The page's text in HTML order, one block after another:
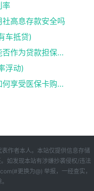
率
高息存款安全吗
车抵贷)
贷款担保人能否是亲属？亲人能否作为贷款担保人？
浮动)
医保卡购买药品是否有优惠？如何享受医保卡购药优惠？
作者本人。本站仅提供信息存储
如发现本站有涉嫌抄袭侵权/违法
更换为@) 举报，一经查实，